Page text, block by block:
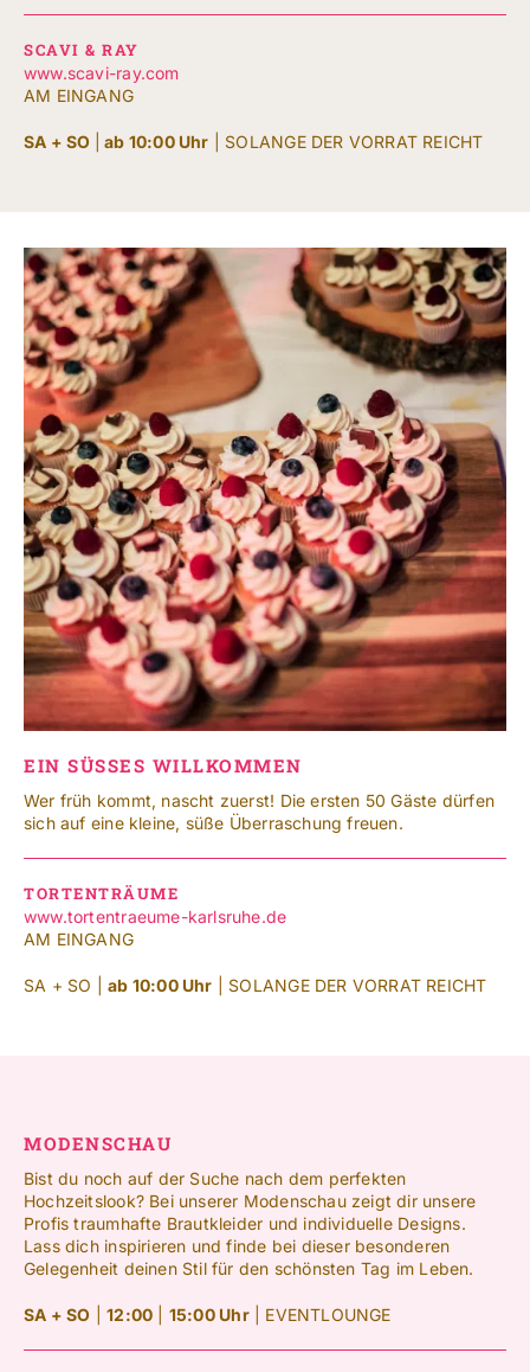
SCAVI & RAY
www.scavi-ray.com
AM EINGANG
SA + SO ab 10:00 Uhr | SOLANGE DER VORRAT REICHT
EIN SÜSSES WILLKOMMEN
Wer früh kommt, nascht zuerst! Die ersten 50 Gäste dürfen
sich auf eine kleine, süße Überraschung freuen.
TORTENTRÄUME
www.tortentraeume-karlsruhe.de
AM EINGANG
SA + SO |ab 10:00 Uhr | SOLANGE DER VORRAT REICHT
MODENSCHAU
Bist du noch auf der Suche nach dem perfekten
Hochzeitslook? Bei unserer Modenschau zeigt dir unsere
Profis traumhafte Brautkleider und individuelle Designs.
Lass dich inspirieren und finde bei dieser besonderen
Gelegenheit deinen Stil für den schönsten Tag im Leben.
SA + SO |12:00 15:00 Uhr| EVENTLOUNGE